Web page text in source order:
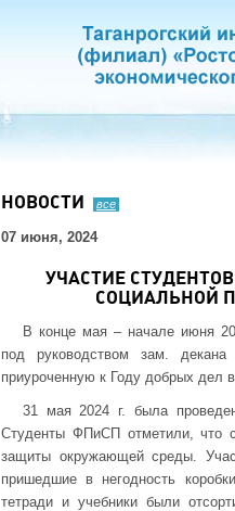
НОВОСТИ все
07 июня, 2024
УЧАСТИЕ
СОЦИАЛЬНОЙ
В конце мая – начале июня
под руководством зам.
приуроченную к Году добрых дел
31 мая 2024 г. была
Студенты ФПиСП отметили, что
защиты окружающей среды.
пришедшие в негодность
тетради и учебники были